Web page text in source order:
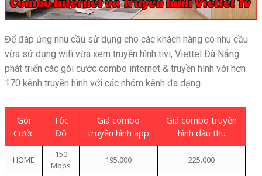
Để đáp ứng nhu cầu sử dụng cho các khách hàng có nhu cầu
vừa sử dụng wifi vừa xem truyền hình tivi, Viettel Đà Nẵng
phát triển các gói cước combo internet & truyền hình với hơn
170 kênh truyền hình với các nhóm kênh đa dạng.
Gói
Cước
Tốc
Độ
Giá combo
truyền hình app
Giá combo truyền
hình đầu thu
HOME
150
Mbps
195.000 225.000